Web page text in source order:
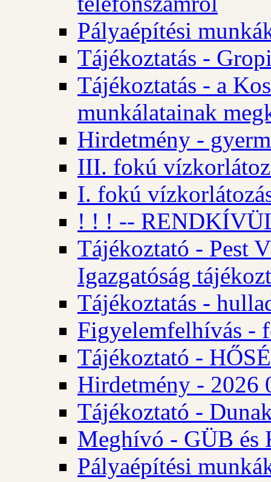
Pályaépítési
Tájékoztatás -
Tájékoztatás - a
munkálatainak
Hirdetmény -
III. fokú
I. fokú
! ! ! --
Tájékoztató - Pest
Igazgatóság
Tájékoztatás -
Figyelemfelhívás -
Tájékoztató -
Hirdetmény - 2026
Tájékoztató -
Meghívó - GÜB és
Pályaépítési